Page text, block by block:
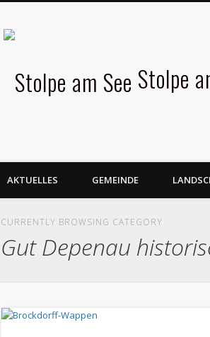
Stolpe
AKTUELLES GEMEINDE
CURRENTLY BROWSING CATEGORY
Gut Depenau